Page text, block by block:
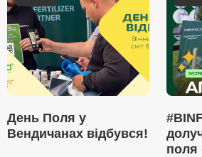
День Поля у
Вендичанах відбувся!
поля